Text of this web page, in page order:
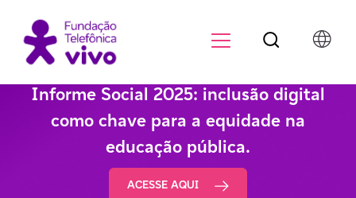
Informe Social 2025: inclusão digital
como chave para a equidade na
educação pública.
ACESSE AQUI
Botão de